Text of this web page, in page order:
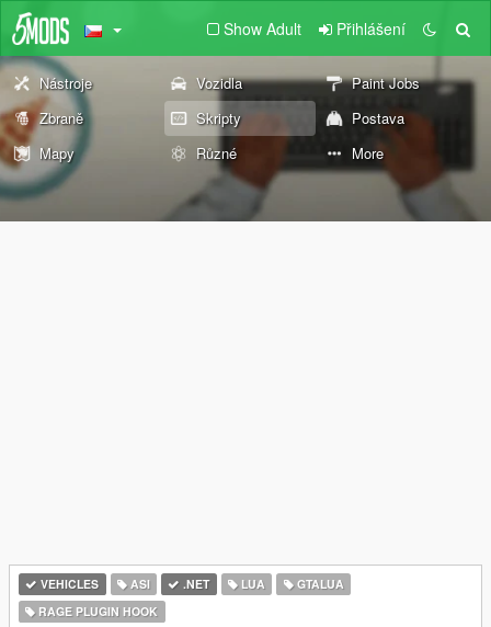
Show Adult Přihlášení
Nástroje Vozidla
Paint Jobs
Zbraně
Skripty
Postava
Mapy
Různé More
VEHICLES ASI .NET LUA
GTALUA
RAGE PLUGIN HOOK